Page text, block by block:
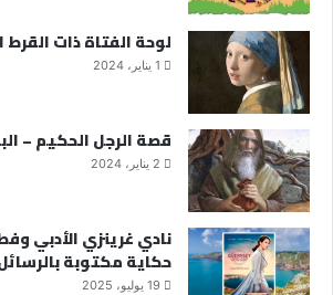
لوحة الفتاة ذات القرط
1 يناير، 2024
قصة الرجل الحكيم –
2 يناير، 2024
نادي غرينزي الأدبي
حكاية مكتوبة
19 يوليو، 2025